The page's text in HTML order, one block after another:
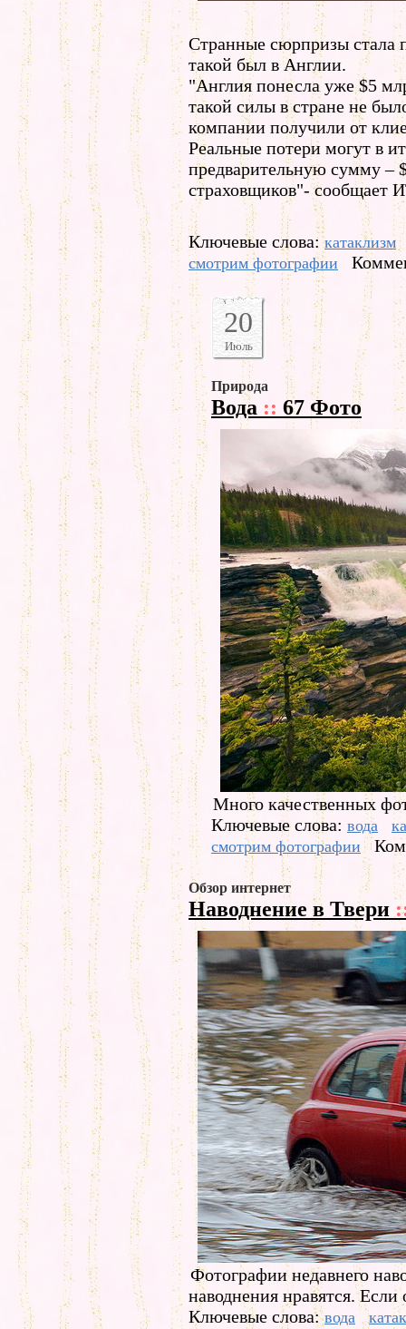
Странные сюрпризы стала
такой был в Англии.
"Англия понесла уже $5
такой силы в стране не
компании получили от
Реальные потери могут в
предварительную сумму –
страховщиков"- сообщает
Ключевые слова:катаклизм
смотрим фотографии
20
Июль
Природа
Вода :: 67 Фото
Много качественных
Ключевые слова: вода
смотрим фотографии
Обзор интернет
Наводнение в Твери
Фотографии недавнего
наводнения нравятся.
Ключевые слова:вода